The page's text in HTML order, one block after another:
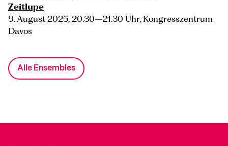
Zeitlupe
9. August 2025, 20.30–21.30 Uhr, Kongresszentrum
Davos
Alle Ensembles